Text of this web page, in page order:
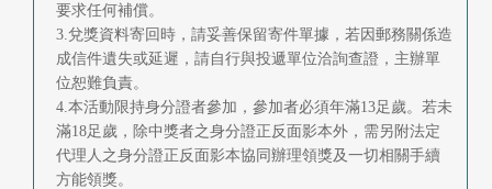
要求任何補償。
3.兌獎資料寄回時，請妥善保留寄件單據，若因郵務關係造
成信件遺失或延遲，請自行與投遞單位洽詢查證，主辦單
位恕難負責。
4.本活動限持身分證者參加，參加者必須年滿13足歲。若未
滿18足歲，除中獎者之身分證正反面影本外，需另附法定
代理人之身分證正反面影本協同辦理領獎及一切相關手續
方能領獎。